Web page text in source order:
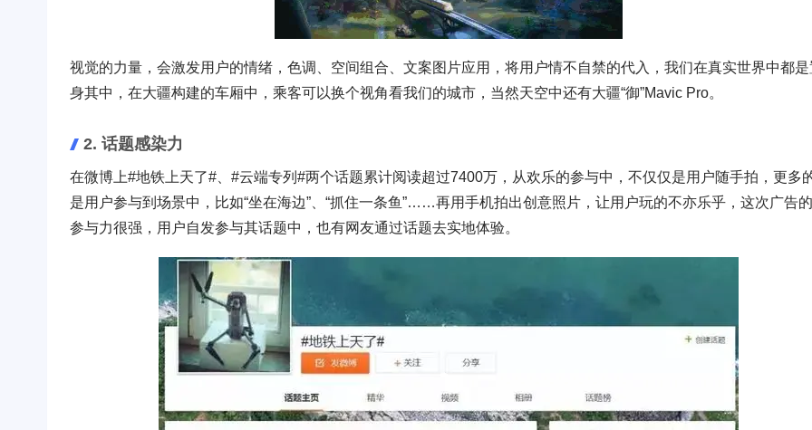
视觉的力量，会激发用户的情绪，色调、空间组合、文案图片应用，将用户情不自禁的代入，我们在真实世界中都是
身其中，在大疆构建的车厢中，乘客可以换个视角看我们的城市，当然天空中还有大疆“御”Mavic Pro。
2. 话题感染力
在微博上#地铁上天了#、#云端专列#两个话题累计阅读超过7400万，从欢乐的参与中，不仅仅是用户随手拍，更多
是用户参与到场景中，比如“坐在海边”、“抓住一条鱼”……再用手机拍出创意照片，让用户玩的不亦乐乎，这次广告的
参与力很强，用户自发参与其话题中，也有网友通过话题去实地体验。